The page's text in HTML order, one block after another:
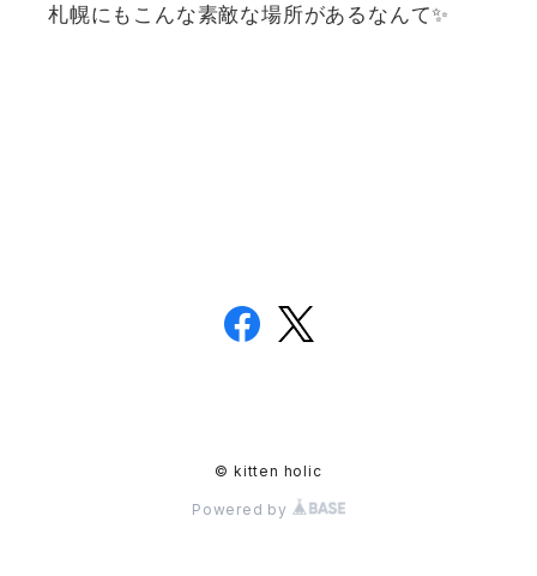
札幌にもこんな素敵な場所があるなんて✨
© kitten holic
Powered by